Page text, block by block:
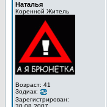
Наталья
Коренной Житель
Возраст: 41
Зодиак:
Зарегистрирован: